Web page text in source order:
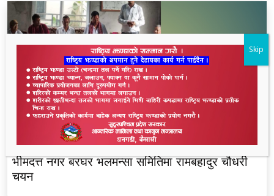
भीमदत्त नगर बरघर भलमन्सा समितिमा रामबहादुर चौधरी
चयन
Skip